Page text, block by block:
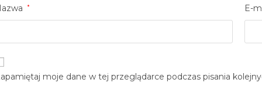
* E-
moje dane w tej przeglądarce podczas pisania